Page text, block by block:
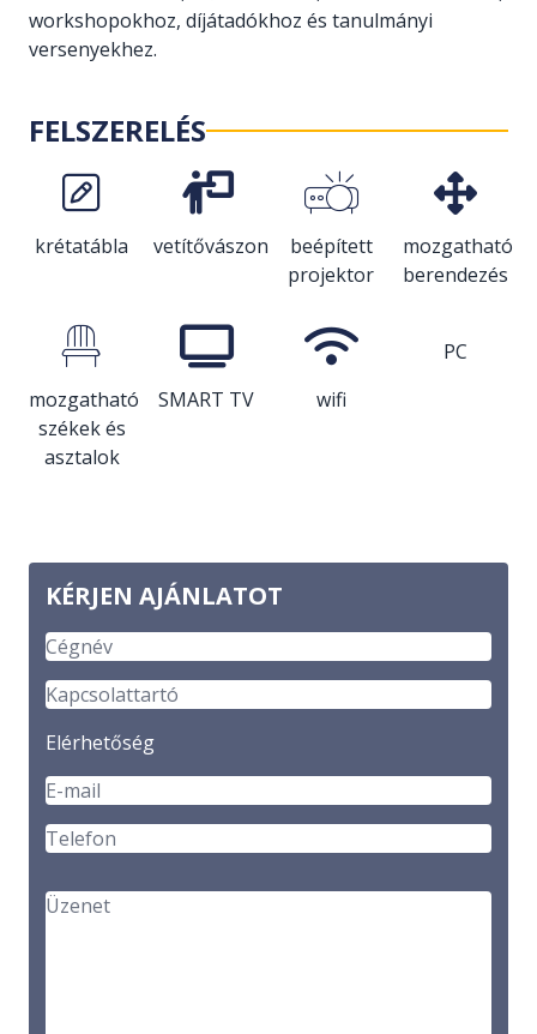
workshopokhoz, díjátadókhoz és tanulmányi
versenyekhez.
FELSZERELÉS
krétatábla vetítővászon
beépített
projektor
mozgatható
berendezés
mozgatható
székek és
asztalok
SMART TV wifi
PC
KÉRJEN AJÁNLATOT
Elérhetőség